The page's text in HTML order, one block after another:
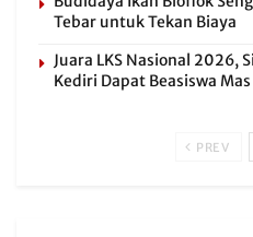
Tebar untuk Tekan Biaya
Juara LKS Nasional 2026,
Kediri Dapat Beasiswa
PREV